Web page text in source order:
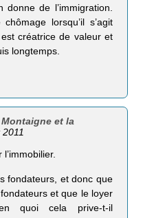
donne de l’immigration.
lorsqu’il s’agit
créatrice de valeur et
longtemps.
et la
2011
fondateurs, et donc que
et que le loyer
quoi cela prive-t-il